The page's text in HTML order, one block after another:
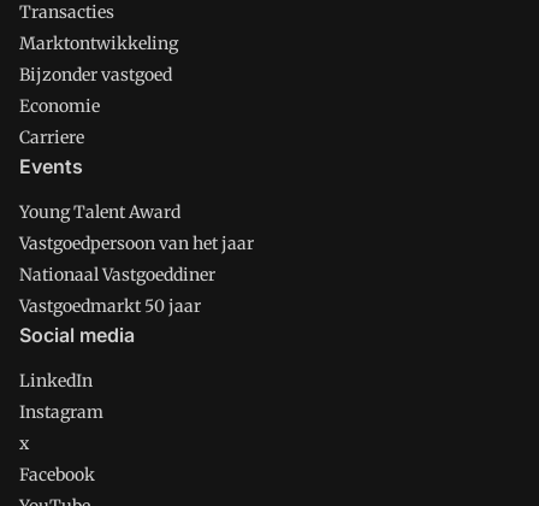
Transacties
Marktontwikkeling
Bijzonder vastgoed
Economie
Carriere
Events
Young Talent Award
Vastgoedpersoon van het jaar
Nationaal Vastgoeddiner
Vastgoedmarkt 50 jaar
Social media
LinkedIn
Instagram
x
Facebook